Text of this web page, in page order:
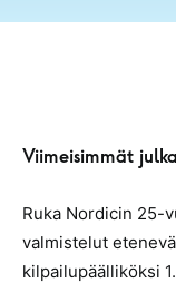
Viimeisimmät
Ruka Nordicin 25-
valmistelut
kilpailupäälliköksi